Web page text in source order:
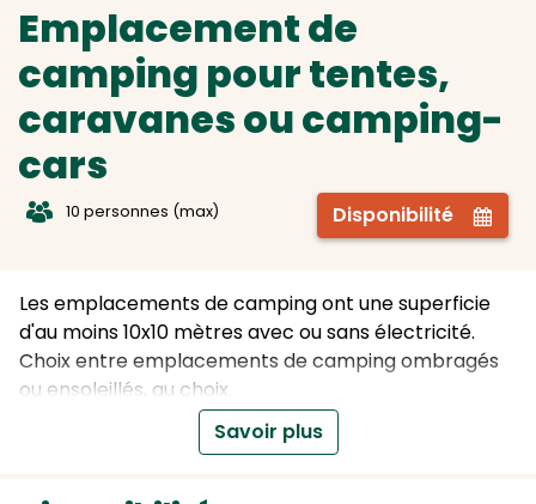
Emplacement de
camping pour tentes,
caravanes ou camping-
cars
t 10 personnes (max) Disponibilité Z
Les emplacements de camping ont une superficie
d'au moins 10x10 mètres avec ou sans électricité.
Choix entre emplacements de camping ombragés
ou ensoleillés, au choix.
Maximum 6 personnes et maximum 1
voiture/camping-car par emplacement de
Savoir plus